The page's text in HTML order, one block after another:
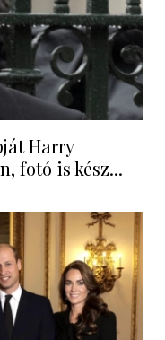
Harry
fotó is kész...